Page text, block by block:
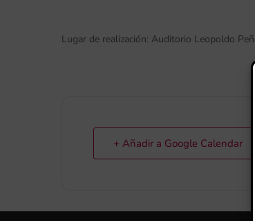
Lugar de realización: Auditorio Leopoldo
+ Añadir a Google Calendar